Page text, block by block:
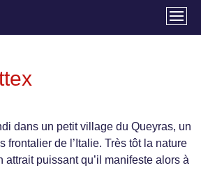
dans un petit village du Queyras, un
frontalier de l’Italie. Très tôt la nature
attrait puissant qu’il manifeste alors à